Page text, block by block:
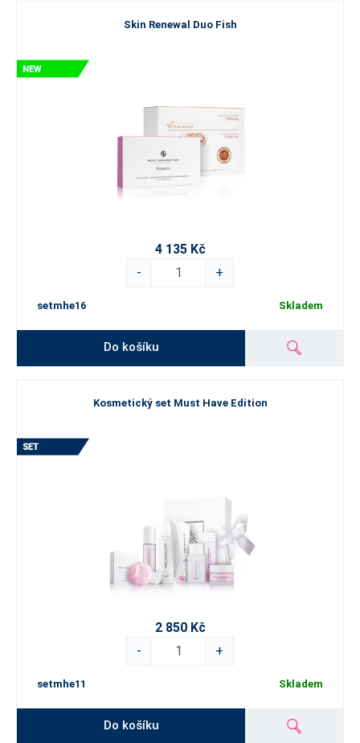
Skin Renewal Duo Fish
4 135 Kč
-
+
setmhe16 Skladem
Do košíku
Kosmetický set Must Have Edition
2 850 Kč
-
+
setmhe11 Skladem
Do košíku